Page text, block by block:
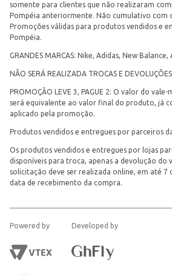
somente para clientes que não realizaram
Pompéia anteriormente. Não cumulativo com
Promoções válidas para produtos vendidos e
Pompéia.
GRANDES MARCAS: Nike, Adidas, New
NÃO SERÁ REALIZADA TROCAS E
PROMOÇÃO LEVE 3, PAGUE 2: O valor do
será equivalente ao valor final do produto, já
aplicado pela promoção.
Produtos vendidos e entregues por parceiros
Os produtos vendidos e entregues por lojas
disponíveis para troca, apenas a devolução do
solicitação deve ser realizada online, em até 7
data de recebimento da compra.
Powered by Developed by